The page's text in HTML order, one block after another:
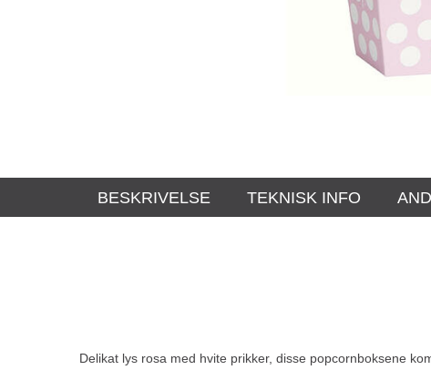
BESKRIVELSE TEKNISK INFO
Delikat lys rosa med hvite prikker, disse popcornboksene